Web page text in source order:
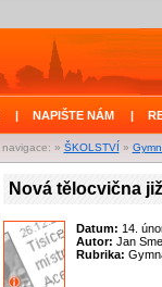
| NAPIŠTE NÁM |
navigace: » ŠKOLSTVÍ »
Nová tělocvična
Datum: 14.
Autor: Jan
Rubrika: